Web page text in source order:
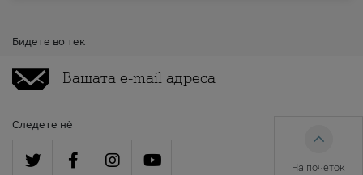
Бидете во тек
Следете нè
На почеток